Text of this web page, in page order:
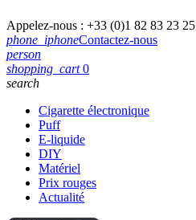
Appelez-nous : +33 (0)1 82 83 23 25
phone_iphoneContactez-nous
person
shopping_cart 0
search
Cigarette électronique
Puff
E-liquide
DIY
Matériel
Prix rouges
Actualité